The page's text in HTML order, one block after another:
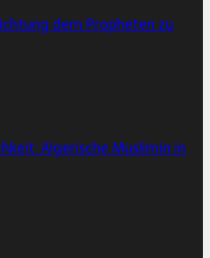
dem Propheten zu
Algerische Muslimin in